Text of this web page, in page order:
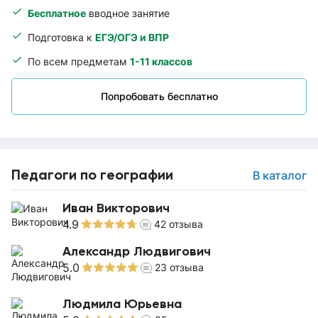
Бесплатное вводное занятие
Подготовка к ЕГЭ/ОГЭ и ВПР
По всем предметам 1-11 классов
Попробовать бесплатно
Педагоги по географии В каталог
Иван Викторович
4.9 42 отзыва
Александр Людвигович
5.0 23 отзыва
Людмила Юрьевна